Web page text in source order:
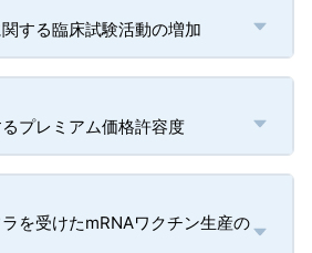
する臨床試験活動の増加
プレミアム価格許容度
を受けたmRNAワクチン生産の